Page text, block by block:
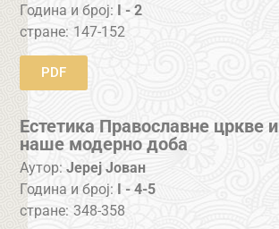
Година и број: I - 2
стране: 147-152
PDF
Естетика Православне цркве и
наше модерно доба
Аутор: Јереј Јован
Година и број: I - 4-5
стране: 348-358